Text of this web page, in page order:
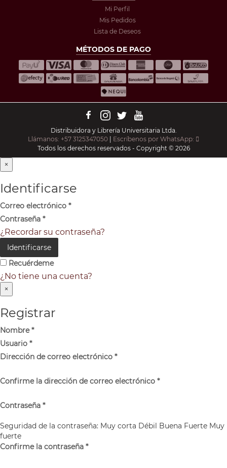
Mi Perfil
Mis Pedidos
Lista de Deseos
MÉTODOS DE PAGO
Distribuidora y Librería Universitaria Ltda.
Llámanos: +57 3125347050 | Escríbenos por WhatsApp:
Todos los derechos reservados - Copyright © 2026
×
Identificarse
Correo electrónico *
Contraseña *
¿Recordar su contraseña?
Identificarse
Recuérdeme
¿No tiene una cuenta?
×
Registrar
Nombre*
Usuario *
Dirección de correo electrónico *
Confirme la dirección de correo electrónico *
Contraseña *
Seguridad de la contraseña: Muy corta Débil Buena Fuerte Muy
fuerte
Confirme la contraseña *